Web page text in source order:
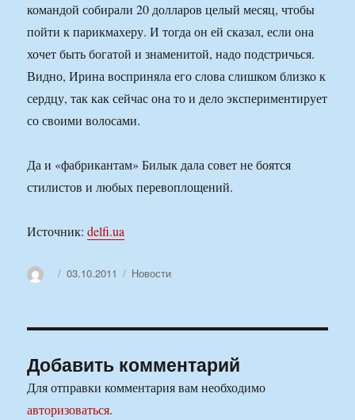
командой собирали 20 долларов целый месяц, чтобы
пойти к парикмахеру. И тогда он ей сказал, если она
хочет быть богатой и знаменитой, надо подстричься.
Видно, Ирина восприняла его слова слишком близко к
сердцу, так как сейчас она то и дело экспериментирует
со своими волосами.
Да и «фабрикантам» Билык дала совет не боятся
стилистов и любых перевоплощений.
Источник:delfi.ua
АвторОпубликовано
03.10.2011 Рубрики
Новости
Добавить комментарий
Для отправки комментария вам необходимо
авторизоваться.